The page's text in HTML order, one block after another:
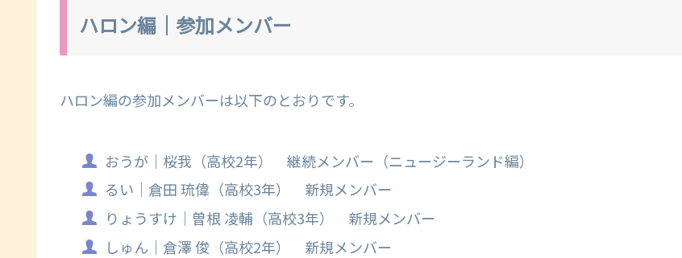
ハロン編｜参加メンバー
ハロン編の参加メンバーは以下のとおりです。
おうが｜桜我（高校2年） 継続メンバー（ニュージーランド編）
るい｜倉田 琉偉（高校3年） 新規メンバー
りょうすけ｜曽根 凌輔（高校3年） 新規メンバー
しゅん｜倉澤 俊（高校2年） 新規メンバー